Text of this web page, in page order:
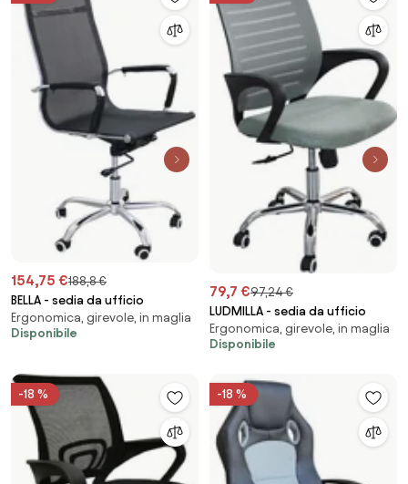
154,75 €188,8 €
BELLA - sedia da ufficio
Ergonomica, girevole, in maglia
Disponibile
79,7 €97,24 €
LUDMILLA - sedia da ufficio
Ergonomica, girevole, in maglia
Disponibile
-18 % -18 %